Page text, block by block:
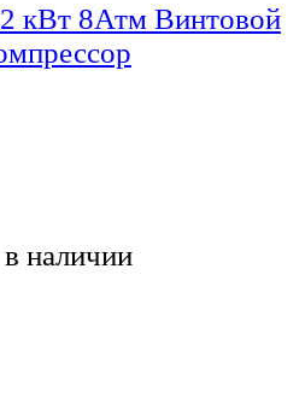
кВт 8Атм Винтовой
в наличии